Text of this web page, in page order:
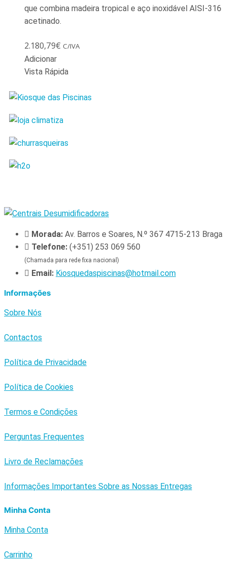
que combina madeira tropical e aço inoxidável AISI-316
acetinado.
2.180,79€ C/IVA
Adicionar
Vista Rápida
Morada: Av. Barros e Soares, N.º 367 4715-213 Braga
Telefone: (+351) 253 069 560
(Chamada para rede fixa nacional)
Email: Kiosquedaspiscinas@hotmail.com
Informações
Sobre Nós
Contactos
Política de Privacidade
Política de Cookies
Termos e Condições
Perguntas Frequentes
Livro de Reclamações
Informações Importantes Sobre as Nossas Entregas
Minha Conta
Minha Conta
Carrinho